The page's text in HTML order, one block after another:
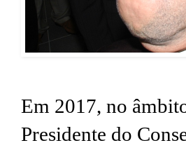
Em 2017, no
Presidente do